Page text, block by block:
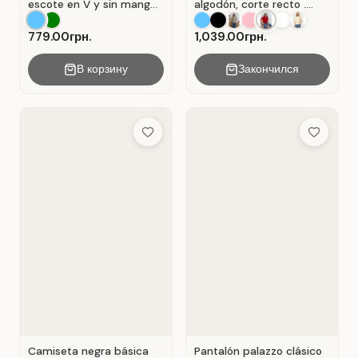
escote en V y sin mangas
. Azul.
779.00грн.
В корзину
algodón, corte recto .
Rojo.
1,039.00грн.
Закончился
Add to Wish List
Camiseta negra básica
Add to
Pantalón palazzo clásico